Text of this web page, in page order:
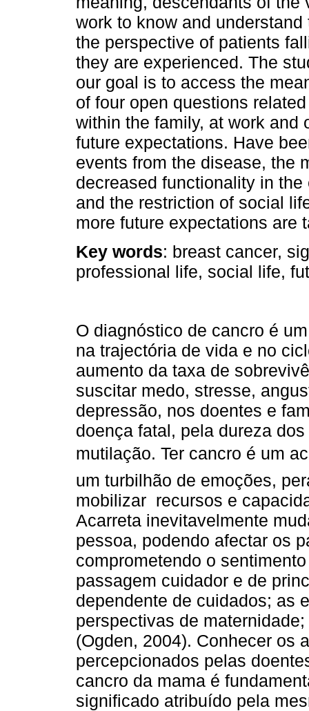
work to know and
the perspective of patients
they are experienced. The
our goal is to access the
of four open questions
within the family, at work
future expectations. Have
events from the disease, the
decreased functionality in
and the restriction of social
more future expectations are
Key words: breast cancer,
professional life, social life,
O diagnóstico de cancro é
na trajectória de vida e no
aumento da taxa de
suscitar medo, stresse,
depressão, nos doentes e
doença fatal, pela dureza
mutilação. Ter cancro é um
um turbilhão de emoções,
mobilizar recursos e
Acarreta inevitavelmente
pessoa, podendo afectar os
comprometendo o
passagem cuidador e de
dependente de cuidados; as
perspectivas de
(Ogden, 2004). Conhecer os
percepcionados pelas
cancro da mama é
significado atribuído pela